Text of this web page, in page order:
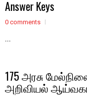
Answer Keys
0 comments
...
175 அரசு
அறிவியல்